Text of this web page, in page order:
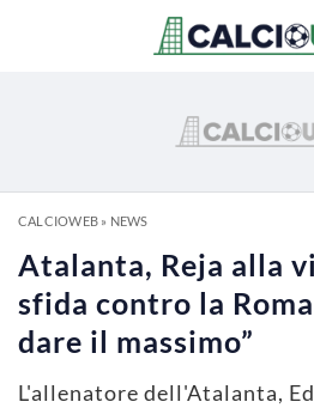
CALCIOWEB» NEWS
Atalanta, Reja alla
sfida contro la
dare il massimo”
L'allenatore dell'Atalanta,